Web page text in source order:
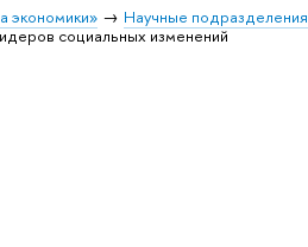
экономики» Научные подразделения
социальных изменений